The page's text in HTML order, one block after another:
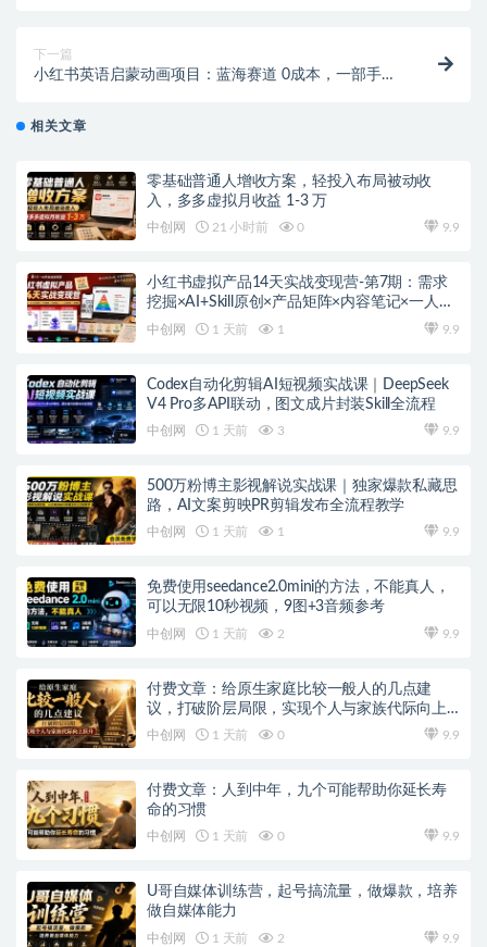
下一篇
小红书英语启蒙动画项目：蓝海赛道 0成本，一部手机
相关文章
零基础普通人增收方案，轻投入布局被动收
入，多多虚拟月收益 1-3 万
中创网 21 小时前 0 9.9
小红书虚拟产品14天实战变现营-第7期：需求
挖掘×AI+Skill原创×产品矩阵×内容笔记×一人公
司进阶×全链路
中创网 1 天前 1 9.9
Codex自动化剪辑AI短视频实战课｜DeepSeek
V4 Pro多API联动，图文成片封装Skill全流程
中创网 1 天前 3 9.9
500万粉博主影视解说实战课｜独家爆款私藏思
路，AI文案剪映PR剪辑发布全流程教学
中创网 1 天前 1 9.9
免费使用seedance2.0mini的方法，不能真人，
可以无限10秒视频，9图+3音频参考
中创网 1 天前 2 9.9
付费文章：给原生家庭比较一般人的几点建
议，打破阶层局限，实现个人与家族代际向上
跃升
中创网 1 天前 0 9.9
付费文章：人到中年，九个可能帮助你延长寿
命的习惯
中创网 1 天前 0 9.9
U哥自媒体训练营，起号搞流量，做爆款，培养
做自媒体能力
中创网 1 天前 2 9.9